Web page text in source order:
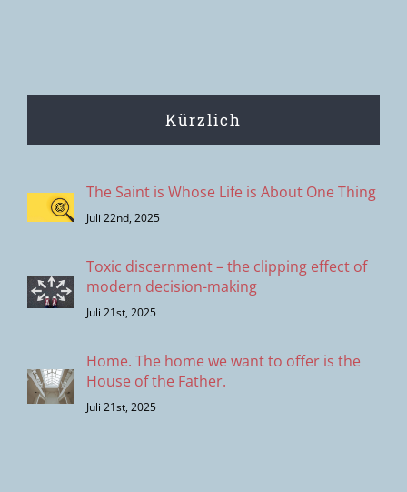
Kürzlich
The Saint is Whose Life is About One Thing
Juli 22nd, 2025
Toxic discernment – the clipping effect of
modern decision-making
Juli 21st, 2025
Home. The home we want to offer is the
House of the Father.
Juli 21st, 2025